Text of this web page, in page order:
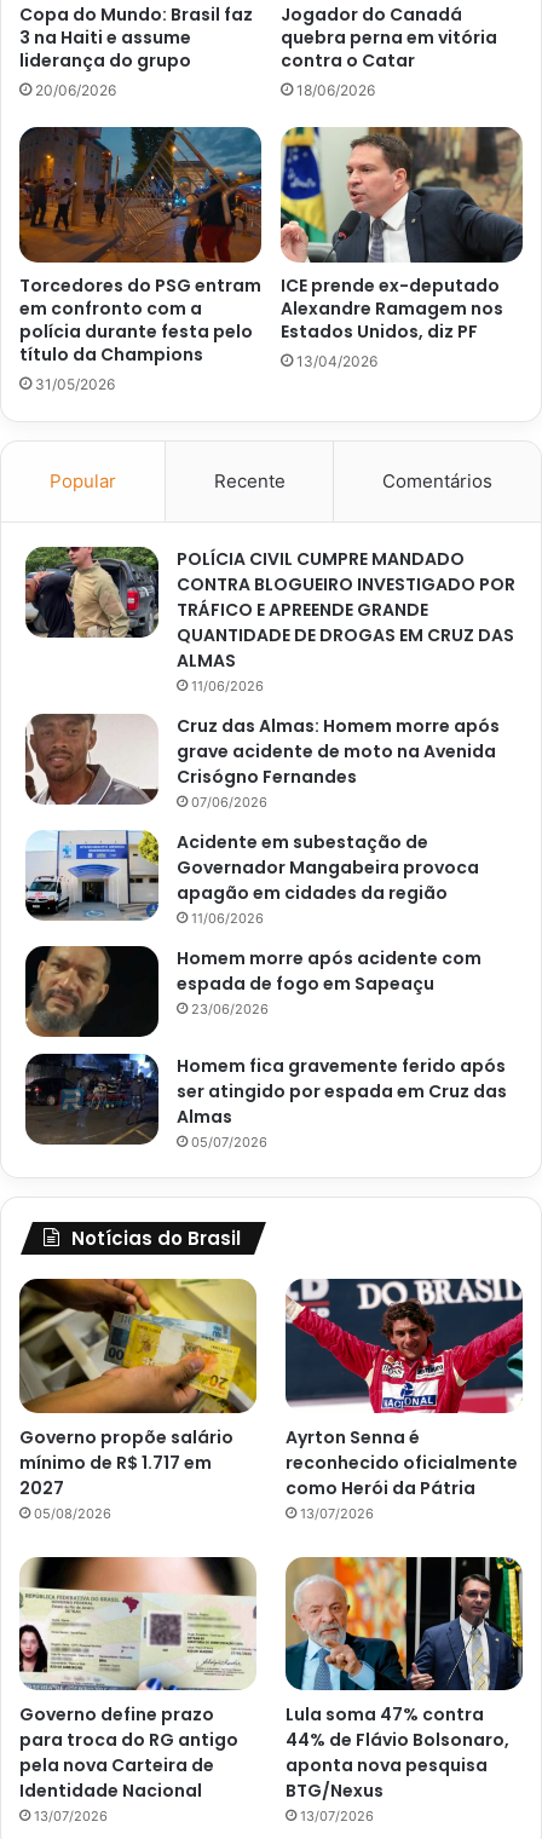
Copa do Mundo: Brasil faz
3 na Haiti e assume
liderança do grupo
20/06/2026
Jogador do Canadá
quebra perna em vitória
contra o Catar
18/06/2026
Torcedores do PSG entram
em confronto com a
polícia durante festa pelo
título da Champions
31/05/2026
ICE prende ex-deputado
Alexandre Ramagem nos
Estados Unidos, diz PF
13/04/2026
Popular Recente Comentários
POLÍCIA CIVIL CUMPRE MANDADO
CONTRA BLOGUEIRO INVESTIGADO POR
TRÁFICO E APREENDE GRANDE
QUANTIDADE DE DROGAS EM CRUZ DAS
ALMAS
11/06/2026
Cruz das Almas: Homem morre após
grave acidente de moto na Avenida
Crisógno Fernandes
07/06/2026
Acidente em subestação de
Governador Mangabeira provoca
apagão em cidades da região
11/06/2026
Homem morre após acidente com
espada de fogo em Sapeaçu
23/06/2026
Homem fica gravemente ferido após
ser atingido por espada em Cruz das
Almas
05/07/2026
Notícias do Brasil
Governo propõe salário
mínimo de R$ 1.717 em
2027
05/08/2026
Ayrton Senna é
reconhecido oficialmente
como Herói da Pátria
13/07/2026
Governo define prazo
para troca do RG antigo
pela nova Carteira de
Identidade Nacional
13/07/2026
Lula soma 47% contra
44% de Flávio Bolsonaro,
aponta nova pesquisa
BTG/Nexus
13/07/2026